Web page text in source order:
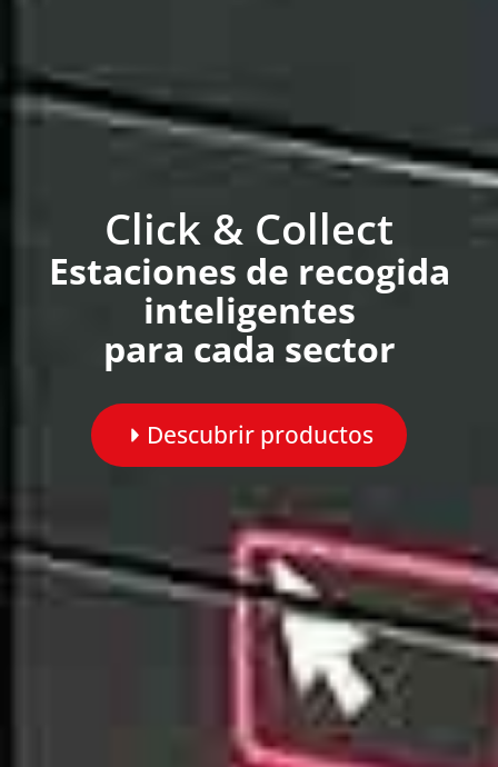
Click & Collect
Estaciones de recogida
inteligentes
para cada sector
Descubrir productos